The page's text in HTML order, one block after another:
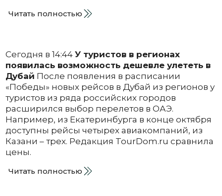
Читать полностью
Сегодня в 14:44 У туристов в регионах
появилась возможность дешевле улететь в
Дубай После появления в расписании
«Победы» новых рейсов в Дубай из регионов у
туристов из ряда российских городов
расширился выбор перелетов в ОАЭ.
Например, из Екатеринбурга в конце октября
доступны рейсы четырех авиакомпаний, из
Казани – трех. Редакция TourDom.ru сравнила
цены.
Читать полностью